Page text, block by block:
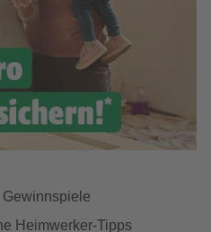
Heimwerker-Tipps